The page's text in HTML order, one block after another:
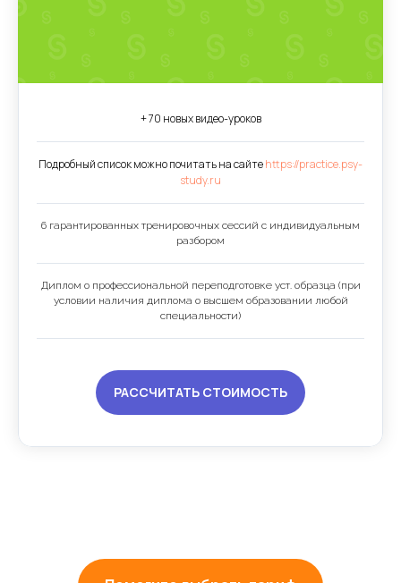
+ 70 новых видео-уроков
Подробный список можно почитать на сайтеhttps://practice.psy-
study.ru
6 гарантированных тренировочных сессий с индивидуальным
разбором
Диплом о профессиональной переподготовке уст. образца (при
условии наличия диплома о высшем образовании любой
специальности)
РАССЧИТАТЬ СТОИМОСТЬ